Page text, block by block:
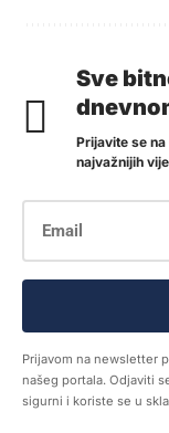
Sve
Prijavite se
najvažnijih
Prijavom na newsletter
našeg portala. Odjaviti
sigurni i koriste se u